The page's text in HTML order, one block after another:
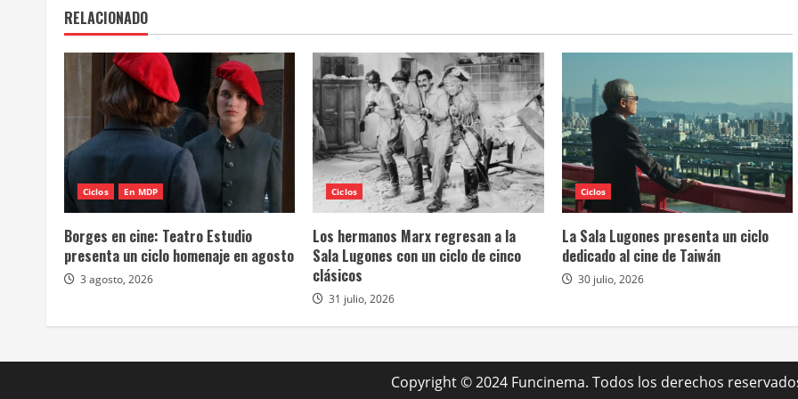
RELACIONADO
Ciclos En MDP
Borges en cine: Teatro Estudio
presenta un ciclo homenaje en agosto
3 agosto, 2026
Ciclos
Los hermanos Marx regresan a la
Sala Lugones con un ciclo de cinco
clásicos
31 julio, 2026
Ciclos
La Sala Lugones presenta un ciclo
dedicado al cine de Taiwán
30 julio, 2026
Copyright © 2024 Funcinema. Todos los derechos